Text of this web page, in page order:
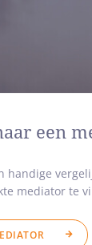
een
handige
mediator te